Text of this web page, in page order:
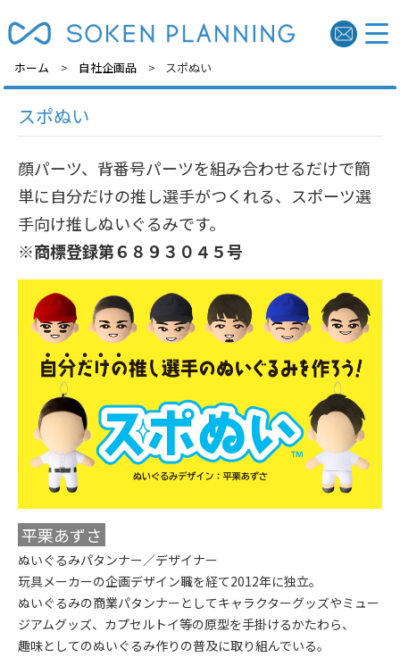
ホーム 自社企画品 スポぬい
スポぬい
顔パーツ、背番号パーツを組み合わせるだけで簡
単に自分だけの推し選手がつくれる、スポーツ選
手向け推しぬいぐるみです。
※商標登録第６８９３０４５号
平栗あずさ
ぬいぐるみパタンナー／デザイナー
玩具メーカーの企画デザイン職を経て2012年に独立。
ぬいぐるみの商業パタンナーとしてキャラクターグッズやミュー
ジアムグッズ、カプセルトイ等の原型を手掛けるかたわら、
趣味としてのぬいぐるみ作りの普及に取り組んでいる。